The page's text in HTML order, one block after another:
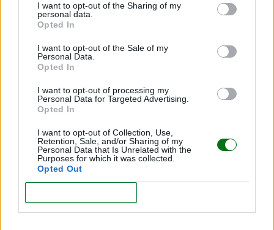
I want to opt-out of the Sharing of my
personal data.
Opted In
I want to opt-out of the Sale of my
Personal Data.
Opted In
I want to opt-out of processing my
Personal Data for Targeted Advertising.
Opted In
I want to opt-out of Collection, Use,
Retention, Sale, and/or Sharing of my
Personal Data that Is Unrelated with the
Purposes for which it was collected.
Opted Out
¿Por qué es bueno viajar con el bebé?
¿Nos podrías exponer algunas razones
para animar a aquellos padres o
madres que tienen dudas?
La mayoría de la gente ignora queviajar aporta
muchos beneficios para los bebés,
que son demasiados pequeños para comprender lo
que sucede a su alrededor.
Es preciso saber que, desde que nacen, el cerebro de
Durante el viaje, y a través de todos esos nuevos